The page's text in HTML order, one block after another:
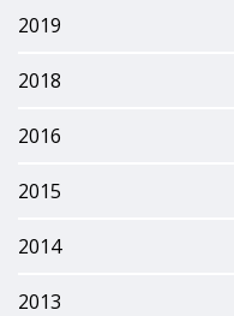
2019
2018
2016
2015
2014
2013